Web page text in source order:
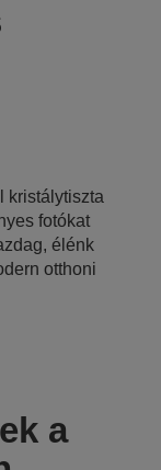
kristálytiszta
fotókat
élénk
otthoni
a